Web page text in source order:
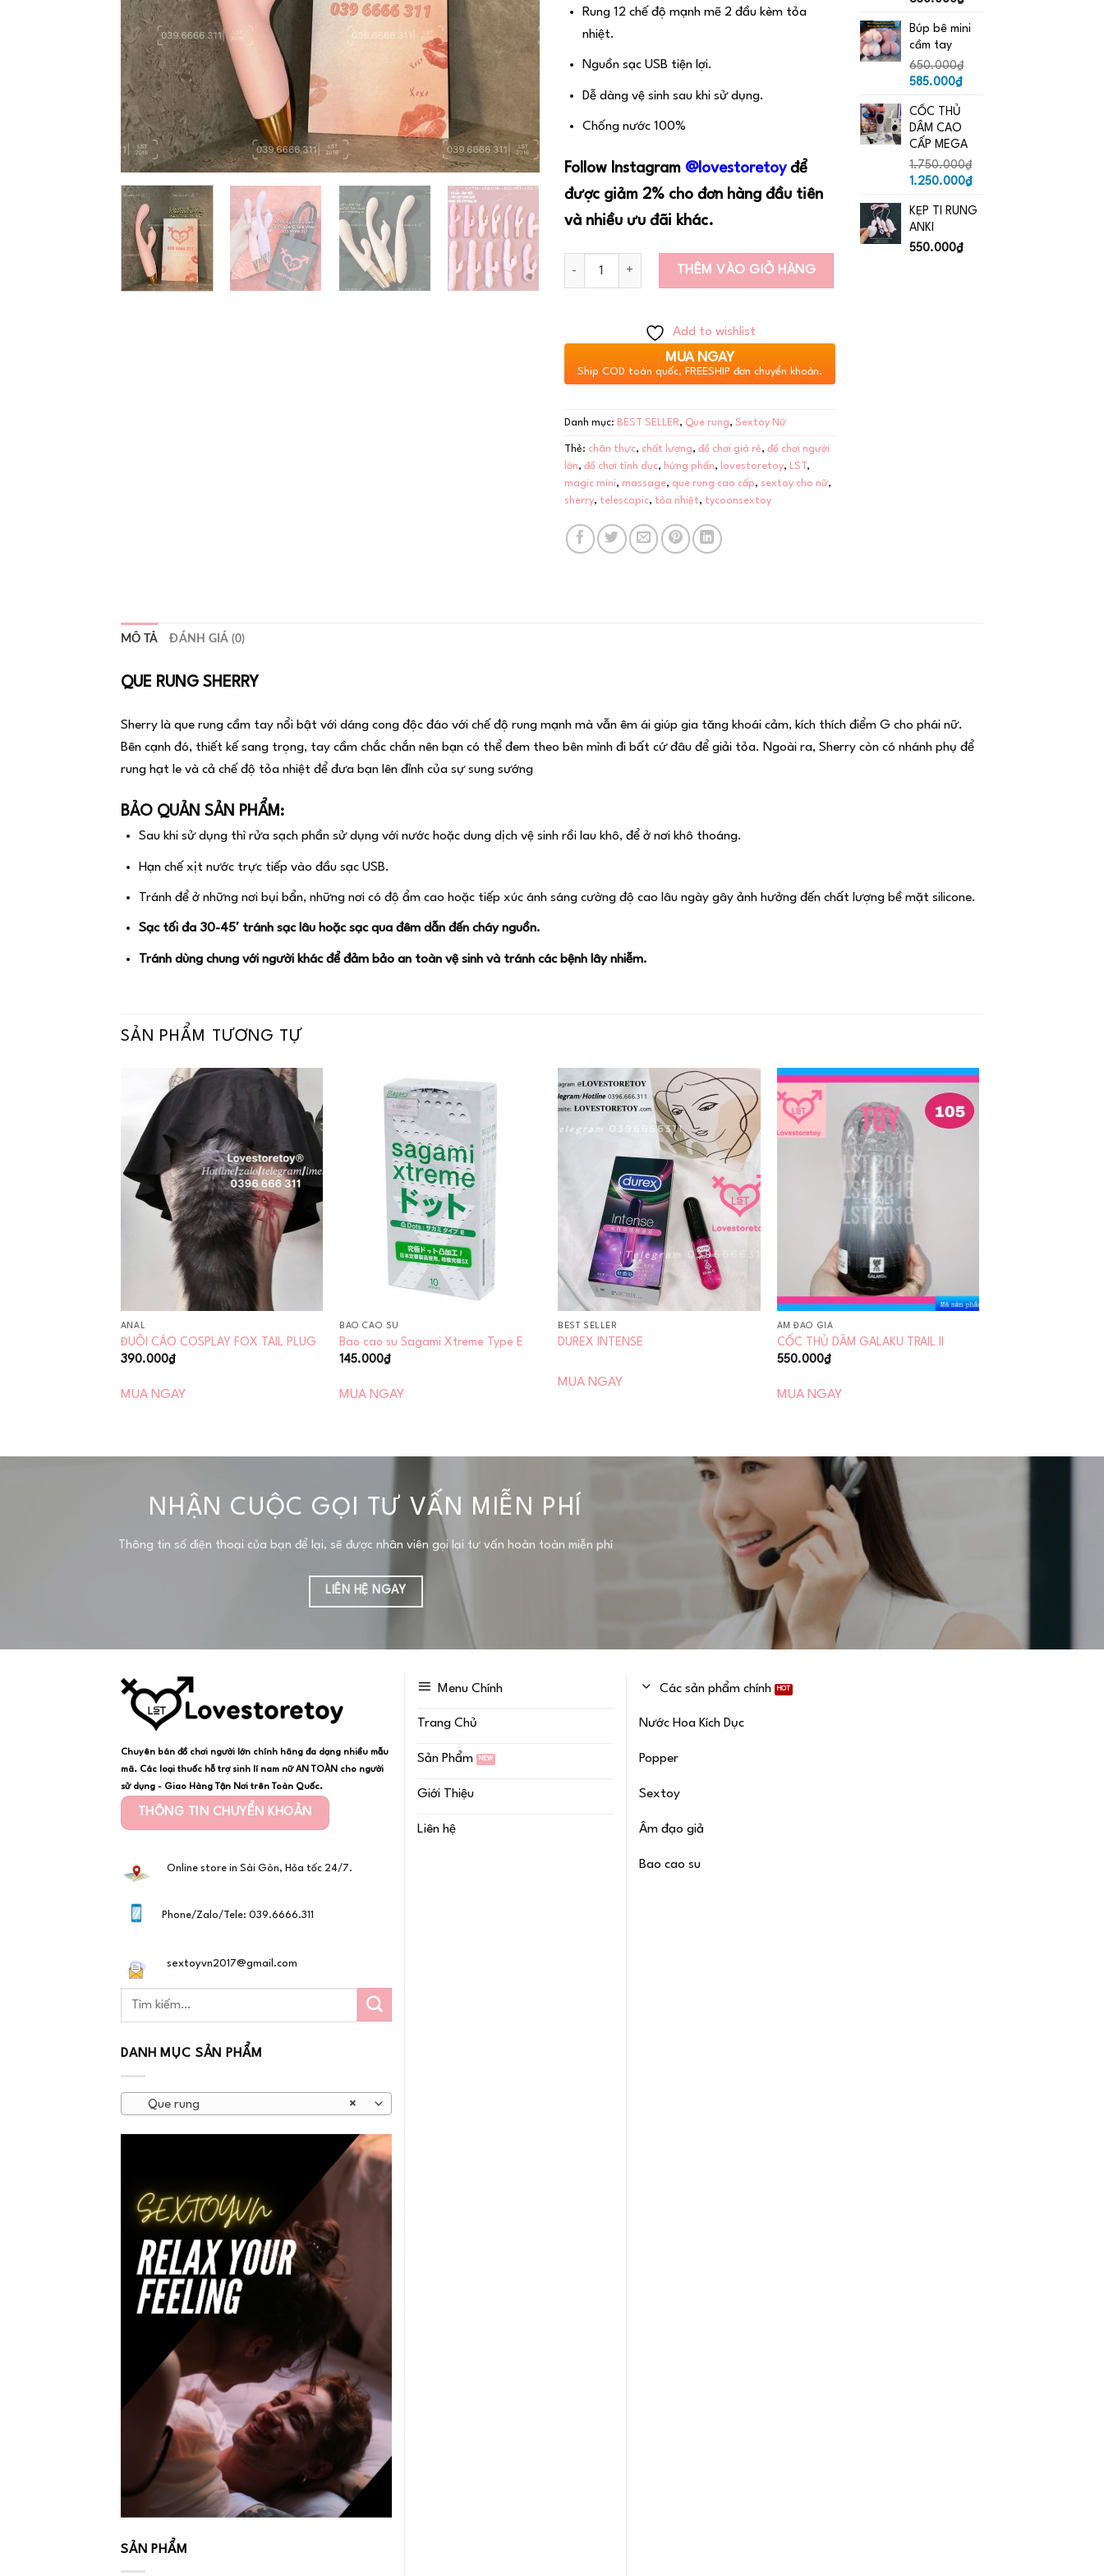
Rung 12 chế độ mạnh mẽ 2 đầu kèm tỏa
nhiệt.
Nguồn sạc USB tiện lợi.
Dễ dàng vệ sinh sau khi sử dụng.
Chống nước 100%
Follow Instagram @lovestoretoyđể
được giảm 2% cho đơn hàng đầu tiên
và nhiều ưu đãi khác.
THÊM VÀO GIỎ HÀNG
Add to wishlist
MUA NGAY
Ship COD toàn quốc, FREESHIP đơn chuyển khoản.
Danh mục: BEST SELLER, Que rung, Sextoy Nữ
Thẻ: chân thực, chất lượng, đồ chơi giá rẻ, đồ chơi người
lớn, đồ chơi tình dục, hứng phấn, lovestoretoy, LST,
magic mini, massage, que rung cao cấp, sextoy cho nữ,
sherry, telescopic, tỏa nhiệt, tycoonsextoy
Búp bê mini
cầm tay
650.000₫
Giá
là:
650.000₫.
585.000₫Giá
585.000₫.
CỐC THỦ
DÂM CAO
CẤP MEGA
1.750.000₫
Giá
là:
1.750.000₫.
1.250.000₫Giá
tại
KẸP TI RUNG
ANKI
550.000₫
MÔ TẢ ĐÁNH GIÁ (0)
QUE RUNG SHERRY
Sherry là que rung cầm tay nổi bật với dáng cong độc đáo với chế độ rung mạnh mà vẫn êm ái giúp gia tăng khoái cảm, kích thích điểm G cho phái nữ.
Bên cạnh đó, thiết kế sang trọng, tay cầm chắc chắn nên bạn có thể đem theo bên mình đi bất cứ đâu để giải tỏa. Ngoài ra, Sherry còn có nhánh phụ để
rung hạt le và cả chế độ tỏa nhiệt để đưa bạn lên đỉnh của sự sung sướng
BẢO QUẢN SẢN PHẨM:
Sau khi sử dụng thì rửa sạch phần sử dụng với nước hoặc dung dịch vệ sinh rồi lau khô, để ở nơi khô thoáng.
Hạn chế xịt nước trực tiếp vào đầu sạc USB.
Tránh để ở những nơi bụi bẩn, những nơi có độ ẩm cao hoặc tiếp xúc ánh sáng cường độ cao lâu ngày gây ảnh hưởng đến chất lượng bề mặt silicone.
Sạc tối đa 30-45′ tránh sạc lâu hoặc sạc qua đêm dẫn đến cháy nguồn.
Tránh dùng chung với người khác để đảm bảo an toàn vệ sinh và tránh các bệnh lây nhiễm.
SẢN PHẨM TƯƠNG TỰ
wishlist
ANAL
ĐUÔI CÁO COSPLAY FOX TAIL PLUG
390.000₫
MUA NGAY
BAO CAO SU
Bao cao su Sagami Xtreme Type E
145.000₫
MUA NGAY
Add to
wishlist
BEST SELLER
DUREX INTENSE
MUA NGAY
ÂM ĐẠO GIẢ
CỐC THỦ DÂM GALAKU TRAIL II
550.000₫
MUA NGAY
NHẬN CUỘC GỌI TƯ VẤN MIỄN PHÍ
Thông tin số điện thoại của bạn để lại, sẽ được nhân viên gọi lại tư vấn hoàn toàn miễn phí
LIÊN HỆ NGAY
Chuyên bán đồ chơi người lớn chính hãng đa dạng nhiều mẫu
mã. Các loại thuốc hỗ trợ sinh lí nam nữ AN TOÀN cho người
sử dụng - Giao Hàng Tận Nơi trên Toàn Quốc.
THÔNG TIN CHUYỂN KHOẢN
Online store in Sài Gòn, Hỏa tốc 24/7.
Phone/Zalo/Tele: 039.6666.311
sextoyvn2017@gmail.com
DANH MỤC SẢN PHẨM
×
Que rung
SẢN PHẨM
Menu Chính
Trang Chủ
Sản Phẩm
Giới Thiệu
Liên hệ
Các sản phẩm chính
Nước Hoa Kích Dục
Popper
Sextoy
Âm đạo giả
Bao cao su